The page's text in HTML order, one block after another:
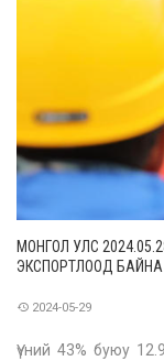
МОНГОЛ УЛС
ЭКСПОРТЛООД БАЙНА
2024-05-29
Үүний 43% буюу